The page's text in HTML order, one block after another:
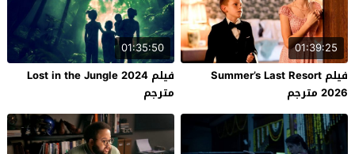
01:39:25
فيلم Summer’s Last Resort
2026 مترجم
01:35:50
فيلم Lost in the Jungle 2024
مترجم